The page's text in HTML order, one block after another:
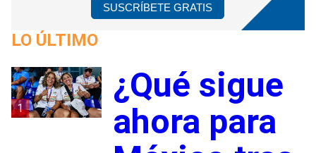
SUSCRÍBETE GRATIS
LO ÚLTIMO
1
¿Qué sigue
ahora para